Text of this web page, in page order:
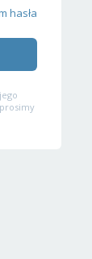
hasła